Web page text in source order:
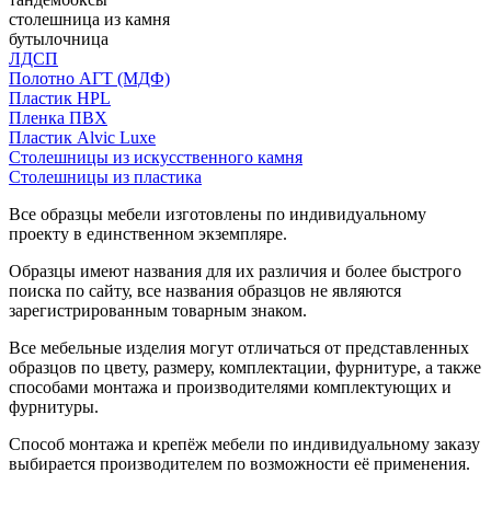
столешница из камня
бутылочница
ЛДСП
Полотно АГТ (МДФ)
Пластик HPL
Пленка ПВХ
Пластик Alvic Luxe
Столешницы из искусственного камня
Столешницы из пластика
Все образцы мебели изготовлены по индивидуальному
проекту в единственном экземпляре.
Образцы имеют названия для их различия и более быстрого
поиска по сайту, все названия образцов не являются
зарегистрированным товарным знаком.
Все мебельные изделия могут отличаться от представленных
образцов по цвету, размеру, комплектации, фурнитуре, а также
способами монтажа и производителями комплектующих и
фурнитуры.
Способ монтажа и крепёж мебели по индивидуальному заказу
выбирается производителем по возможности её применения.